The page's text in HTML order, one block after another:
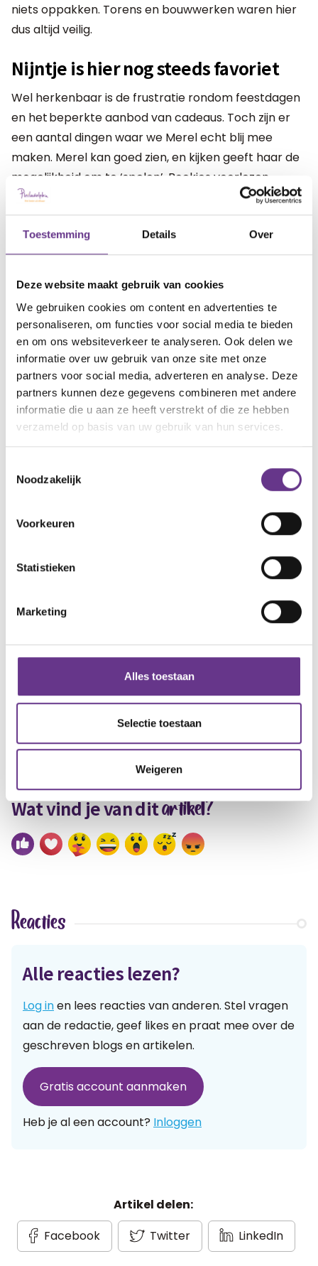
Toestemming Details Over
Deze website maakt gebruik van cookies
We gebruiken cookies om content en advertenties te
personaliseren, om functies voor social media te bieden
en om ons websiteverkeer te analyseren. Ook delen we
informatie over uw gebruik van onze site met onze
partners voor social media, adverteren en analyse. Deze
partners kunnen deze gegevens combineren met andere
informatie die u aan ze heeft verstrekt of die ze hebben
verzameld op basis van uw gebruik van hun services.
Noodzakelijk
Voorkeuren
Statistieken
Marketing
Alles toestaan
Selectie toestaan
Weigeren
niets oppakken. Torens en bouwwerken waren hier
dus altijd veilig.
Nijntje is hier nog steeds favoriet
Wel herkenbaar is de frustratie rondom feestdagen
en het beperkte aanbod van cadeaus. Toch zijn er
een aantal dingen waar we Merel echt blij mee
maken. Merel kan goed zien, en kijken geeft haar de
mogelijkheid om te ‘spelen’. Boekjes voorlezen
en speelgoed met licht en geluid zijn voor haar
favoriet. Daarbij is zij wel afhankelijk van iemand die
‘de knoppen bedient’. De meerwaarde van die
afhankelijkheid, voor haar en voor ons, is het
samenzijn. Het liefst zit zij op schoot als wij haar
mijn pijn verzachten dat de boeken van Nijntje na 26
jaar nog steeds favoriet zijn.
Net als het pop-up speelgoed dat na een kwart
eeuw aan vervanging toe is. Onlangs zag ik een
soortgelijke uitvoering, dat was mijn kans. Toch
voelde ik twijfel en weerstand. Kon ik nu niets beters
Ondanks haar volwassen leeftijd,
blijft Merel in de babyfase
De pijn, van blijven hangen in die babyfase terwijl
Merel volwassen is, voel ik vaak. Het versterkt de
gedachte aan hoe zij had kunnen zijn; een jonge
vrouw in de bloei van haar leven. Terwijl ik dit schrijf
kijkt Merel met een stralend gezicht naar de
Teletubbies. Zoals vaker verjaagt haar blijdschap
Yvonne
Wat vind je van ditartikel?
Reacties
Alle reacties lezen?
Log inen lees reacties van anderen. Stel vragen
aan de redactie, geef likes en praat mee over de
geschreven blogs en artikelen.
Gratis account aanmaken
Heb je al een account? Inloggen
Artikel delen:
Facebook
Twitter LinkedIn